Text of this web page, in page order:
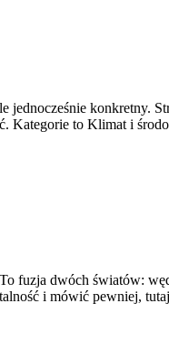
konkretny.
Kategorie to Klimat i
fuzja dwóch światów:
i mówić pewniej,